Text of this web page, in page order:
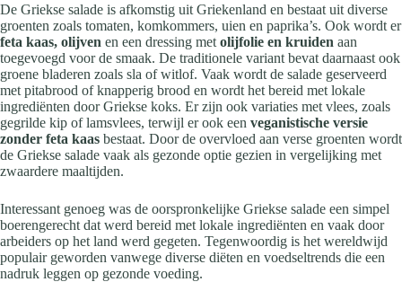
De Griekse salade is afkomstig uit Griekenland en bestaat uit diverse
groenten zoals tomaten, komkommers, uien en paprika’s. Ook wordt er
feta kaas, olijven en een dressing met olijfolie en kruiden aan
toegevoegd voor de smaak. De traditionele variant bevat daarnaast ook
groene bladeren zoals sla of witlof. Vaak wordt de salade geserveerd
met pitabrood of knapperig brood en wordt het bereid met lokale
ingrediënten door Griekse koks. Er zijn ook variaties met vlees, zoals
gegrilde kip of lamsvlees, terwijl er ook een veganistische versie
zonder feta kaas bestaat. Door de overvloed aan verse groenten wordt
de Griekse salade vaak als gezonde optie gezien in vergelijking met
zwaardere maaltijden.
Interessant genoeg was de oorspronkelijke Griekse salade een simpel
boerengerecht dat werd bereid met lokale ingrediënten en vaak door
arbeiders op het land werd gegeten. Tegenwoordig is het wereldwijd
populair geworden vanwege diverse diëten en voedseltrends die een
nadruk leggen op gezonde voeding.